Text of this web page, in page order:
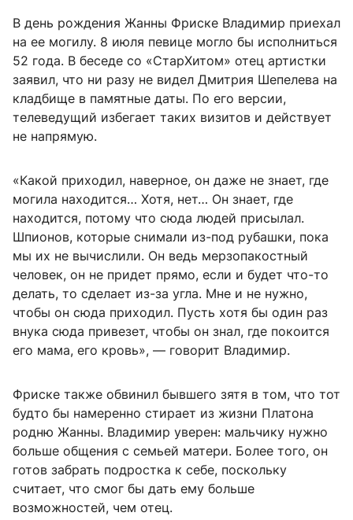
В день рождения Жанны Фриске Владимир приехал
на ее могилу. 8 июля певице могло бы исполниться
52 года. В беседе со «СтарХитом» отец артистки
заявил, что ни разу не видел Дмитрия Шепелева на
кладбище в памятные даты. По его версии,
телеведущий избегает таких визитов и действует
не напрямую.
«Какой приходил, наверное, он даже не знает, где
могила находится… Хотя, нет… Он знает, где
находится, потому что сюда людей присылал.
Шпионов, которые снимали из-под рубашки, пока
мы их не вычислили. Он ведь мерзопакостный
человек, он не придет прямо, если и будет что-то
делать, то сделает из-за угла. Мне и не нужно,
чтобы он сюда приходил. Пусть хотя бы один раз
внука сюда привезет, чтобы он знал, где покоится
его мама, его кровь», — говорит Владимир.
Фриске также обвинил бывшего зятя в том, что тот
будто бы намеренно стирает из жизни Платона
родню Жанны. Владимир уверен: мальчику нужно
больше общения с семьей матери. Более того, он
готов забрать подростка к себе, поскольку
считает, что смог бы дать ему больше
возможностей, чем отец.